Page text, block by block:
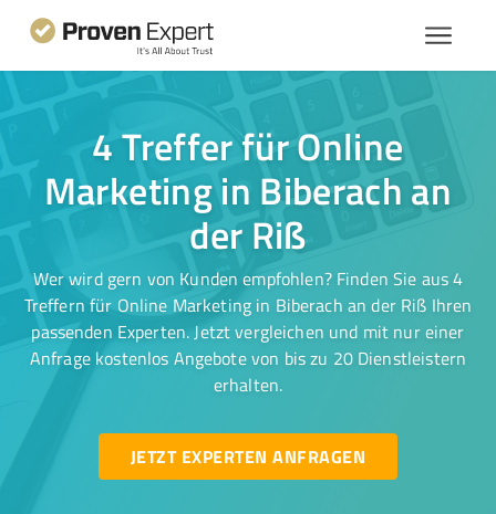
4 Treffer für Online
Marketing in Biberach an
der Riß
Wer wird gern von Kunden empfohlen? Finden Sie aus 4
Treffern für Online Marketing in Biberach an der Riß Ihren
passenden Experten. Jetzt vergleichen und mit nur einer
Anfrage kostenlos Angebote von bis zu 20 Dienstleistern
erhalten.
JETZT EXPERTEN ANFRAGEN